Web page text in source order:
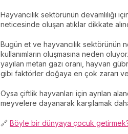
Hayvancılık sektörünün devamlılığı
neticesinde oluşan atıklar dikkate
Bugün et ve hayvancılık sektörünün
kullanımların oluşmasına neden
yayılan metan gazı oranı, hayvan
gibi faktörler doğaya en çok zararı
Oysa çiftlik hayvanları için ayrılan
meyvelere dayanarak karşılamak
🔗 Böyle bir dünyaya çocuk